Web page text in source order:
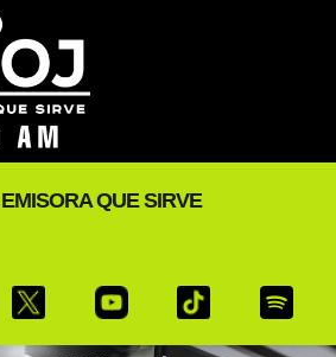
QUE SIRVE